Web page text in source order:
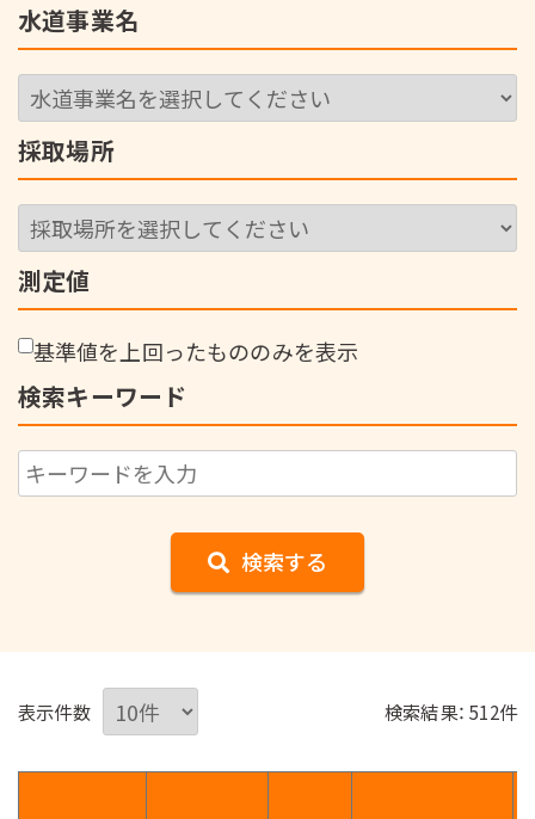
水道事業名
採取場所
測定値
基準値を上回ったもののみを表示
検索キーワード
検索する
表示件数 検索結果： 512件